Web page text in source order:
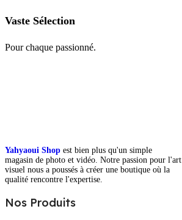
Vaste Sélection
Pour chaque passionné.
Yahyaoui Shop est bien plus qu'un simple
magasin de photo et vidéo. Notre passion pour l'art
visuel nous a poussés à créer une boutique où la
qualité rencontre l'expertise.
Nos Produits